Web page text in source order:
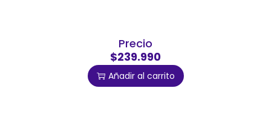
Precio
$239.990
Añadir al carrito